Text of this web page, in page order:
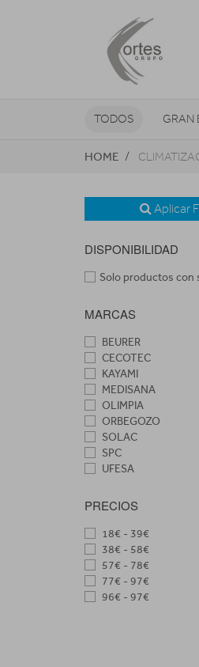
TODOS GRAN
HOME
Aplicar
DISPONIBILIDAD
Solo productos con
MARCAS
BEURER
CECOTEC
KAYAMI
MEDISANA
OLIMPIA
ORBEGOZO
SOLAC
SPC
UFESA
PRECIOS
18€ - 39€
38€ - 58€
57€ - 78€
77€ - 97€
96€ - 97€